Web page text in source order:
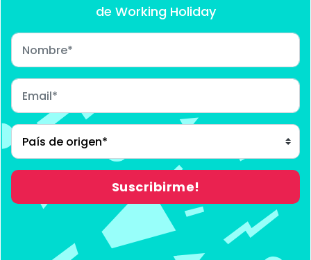
de Working Holiday